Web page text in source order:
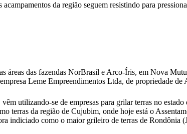
da região seguem resistindo para
áreas das fazendas NorBrasil e Arco-Íris, em Nova
Leme Empreendimentos Ltda, de propriedade
utilizando-se de empresas para grilar terras no
terras da região de Cujubim, onde hoje está o
indiciado como o maior grileiro de terras de